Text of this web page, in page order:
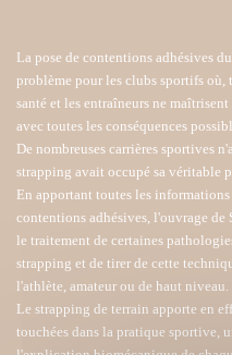
La pose de contentions adhésives
problème pour les clubs sportifs où,
santé et les entraîneurs ne
avec toutes les conséquences
De nombreuses carrières sportives
strapping avait occupé sa véritable
En apportant toutes les informations
contentions adhésives, l'ouvrage
le traitement de certaines
strapping et de tirer de cette
l'athlète, amateur ou de haut niveau.
Le strapping de terrain apporte en
touchées dans la pratique sportive,